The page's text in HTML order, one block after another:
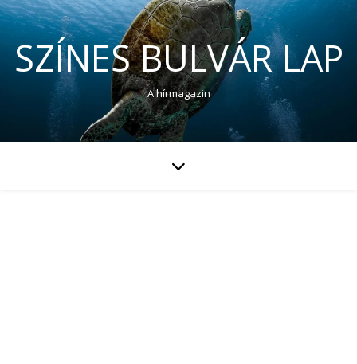
SZÍNES BULVÁR LAP
A hírmagazin